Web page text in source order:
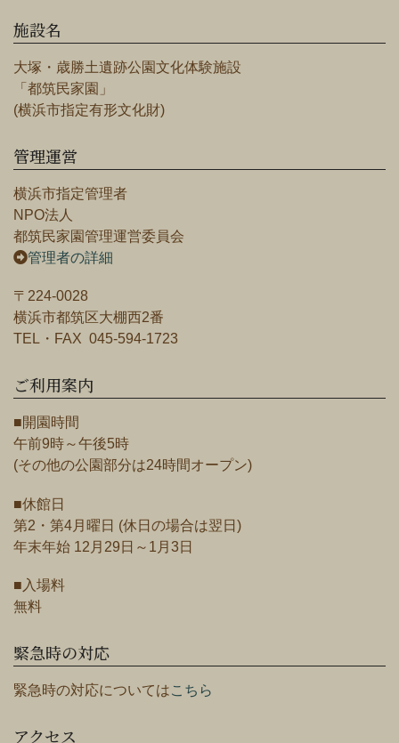
施設名
大塚・歳勝土遺跡公園文化体験施設
「都筑民家園」
(横浜市指定有形文化財)
管理運営
横浜市指定管理者
NPO法人
都筑民家園管理運営委員会
管理者の詳細
〒224-0028
横浜市都筑区大棚西2番
TEL・FAX 045-594-1723
ご利用案内
■開園時間
午前9時～午後5時
(その他の公園部分は24時間オープン)
■休館日
第2・第4月曜日 (休日の場合は翌日)
年末年始 12月29日～1月3日
■入場料
無料
緊急時の対応
緊急時の対応についてはこちら
アクセス